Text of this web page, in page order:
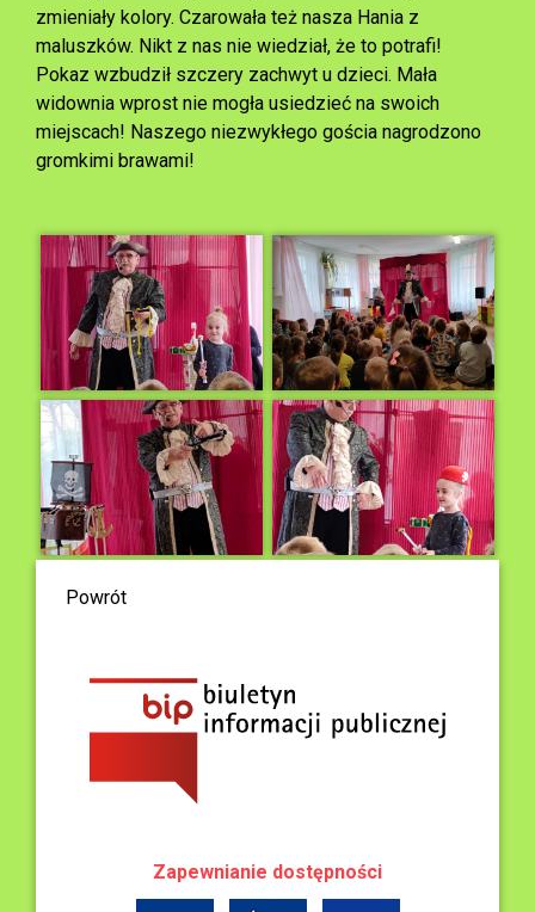
zmieniały kolory. Czarowała też nasza Hania z
maluszków. Nikt z nas nie wiedział, że to potrafi!
Pokaz wzbudził szczery zachwyt u dzieci. Mała
widownia wprost nie mogła usiedzieć na swoich
miejscach! Naszego niezwykłego gościa nagrodzono
gromkimi brawami!
Powrót
Zapewnianie dostępności